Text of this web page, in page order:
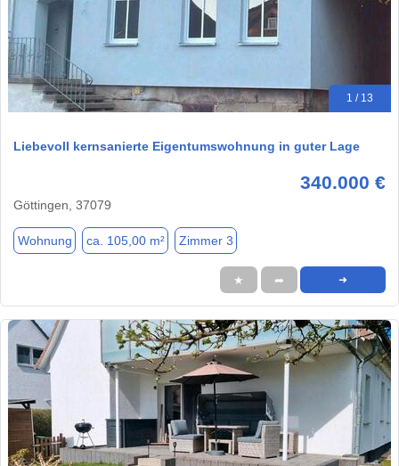
1 / 13
Liebevoll kernsanierte Eigentumswohnung in guter Lage
340.000 €
Göttingen, 37079
Wohnung ca. 105,00 m² Zimmer 3
★ ➦ ➜